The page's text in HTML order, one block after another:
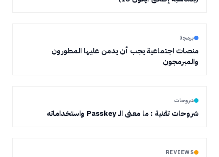
برمجة
منصات اجتماعية يجب أن يدمن عليها المطورون
والمبرمجون
شروحات
شروحات تقنية : ما معنى الـ Passkey واستخداماته
REVIEWS